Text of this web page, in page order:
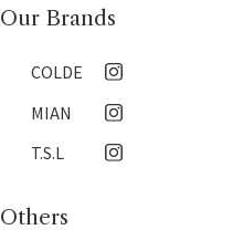
Our Brands
COLDE
MIAN
T.S.L
Others